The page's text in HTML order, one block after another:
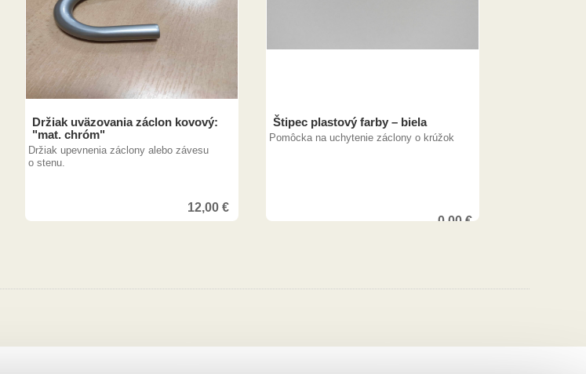
Držiak uväzovania záclon kovový:
"mat. chróm"
Držiak upevnenia záclony alebo závesu
o stenu.
12,00€
Štipec plastový farby – biela
Pomôcka na uchytenie záclony o krúžok
0,00€